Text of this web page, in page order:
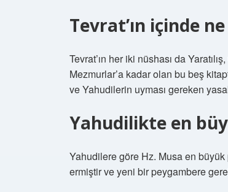
Tevrat’ın içinde
Tevrat’ın her iki nüshası da
Mezmurlar’a kadar olan bu beş
ve Yahudilerin uyması gereken
Yahudilikte en
Yahudilere göre Hz. Musa en
ermiştir ve yeni bir peygambere